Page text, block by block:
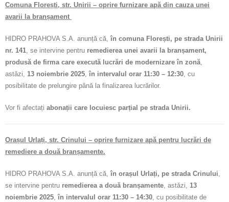
Comuna Florești, str. Unirii – oprire furnizare apă din cauza unei
avarii la branșament
HIDRO PRAHOVA S.A. anunță că,în comuna Florești, pe strada Unirii
nr. 141 , se intervine pentru remedierea unei avarii la branșament,
produsă de firma care execută lucrări de modernizare în zonă
astăzi, 13 noiembrie 2025 ,în intervalul orar 11:30 – 12:30 , cu
posibilitate de prelungire până la finalizarea lucrărilor.
Vor fi afectați abonații care locuiesc parțial pe strada Unirii.
Orașul Urlați, str. Crinului – oprire furnizare apă pentru lucrări de
remediere a două branșamente.
HIDRO PRAHOVA S.A. anunță că,în orașul Urlați, pe strada Crinului,
se intervine pentru remedierea a două branșamente, astăzi, 13
noiembrie 2025,în intervalul orar 11:30 – 14:30, cu posibilitate de